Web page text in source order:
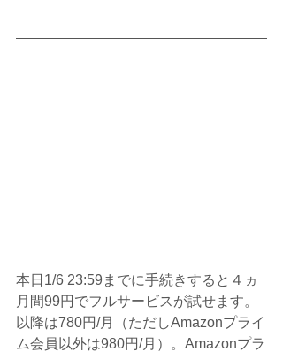
本日1/6 23:59までに手続きすると４ヵ
月間99円でフルサービスが試せます。
以降は780円/月（ただしAmazonプライ
ム会員以外は980円/月）。Amazonプラ